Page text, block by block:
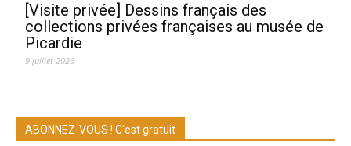
[Visite privée] Dessins français des
collections privées françaises au musée de
Picardie
9 juillet 2026
ABONNEZ-VOUS ! C'est gratuit